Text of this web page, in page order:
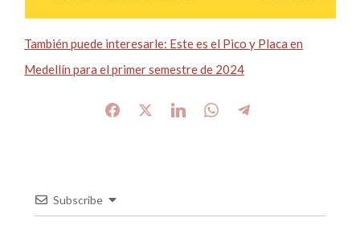
También puede interesarle: Este es el Pico y Placa en
Medellín para el primer semestre de 2024
Subscribe